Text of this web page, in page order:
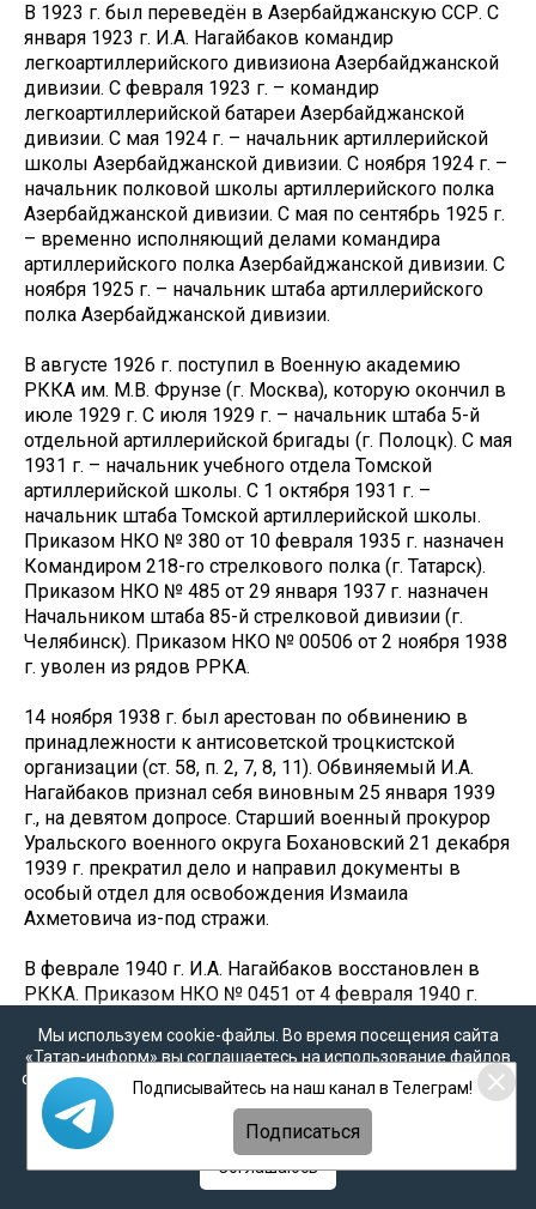
В 1923 г. был переведён в Азербайджанскую ССР. С
января 1923 г. И.А. Нагайбаков командир
легкоартиллерийского дивизиона Азербайджанской
дивизии. С февраля 1923 г. – командир
легкоартиллерийской батареи Азербайджанской
дивизии. С мая 1924 г. – начальник артиллерийской
школы Азербайджанской дивизии. С ноября 1924 г. –
начальник полковой школы артиллерийского полка
Азербайджанской дивизии. С мая по сентябрь 1925 г.
– временно исполняющий делами командира
артиллерийского полка Азербайджанской дивизии. С
ноября 1925 г. – начальник штаба артиллерийского
полка Азербайджанской дивизии.
В августе 1926 г. поступил в Военную академию
РККА им. М.В. Фрунзе (г. Москва), которую окончил в
июле 1929 г. С июля 1929 г. – начальник штаба 5-й
отдельной артиллерийской бригады (г. Полоцк). С мая
1931 г. – начальник учебного отдела Томской
артиллерийской школы. С 1 октября 1931 г. –
начальник штаба Томской артиллерийской школы.
Приказом НКО № 380 от 10 февраля 1935 г. назначен
Командиром 218-го стрелкового полка (г. Татарск).
Приказом НКО № 485 от 29 января 1937 г. назначен
Начальником штаба 85-й стрелковой дивизии (г.
Челябинск). Приказом НКО № 00506 от 2 ноября 1938
г. уволен из рядов РРКА.
14 ноября 1938 г. был арестован по обвинению в
принадлежности к антисоветской троцкистской
организации (ст. 58, п. 2, 7, 8, 11). Обвиняемый И.А.
Нагайбаков признал себя виновным 25 января 1939
г., на девятом допросе. Старший военный прокурор
Уральского военного округа Бохановский 21 декабря
1939 г. прекратил дело и направил документы в
особый отдел для освобождения Измаила
Ахметовича из-под стражи.
В феврале 1940 г. И.А. Нагайбаков восстановлен в
РККА. Приказом НКО № 0451 от 4 февраля 1940 г.
Военной академии РККА им. М. В. Фрунзе. Приказом
НКО № 04011 от 3 сентября 1940 г. назначен
помощником начальника по учебно-строевой части
Казанского пехотного училища. Приказом НКО №
01020 от 14 апреля 1941 г. назначен Заместителем
начальника Казанского танкового училища.
Мы используем cookie-файлы. Во время посещения сайта
«Татар-информ» вы соглашаетесь на использование файлов
cookie в соответствии с настоящим уведомлением, согласием
наобработку персональных данных,Политикой о
персональных данных
Политикой конфиденциальности
Соглашаюсь
Подписывайтесь на наш канал в Телеграм!
Подписаться